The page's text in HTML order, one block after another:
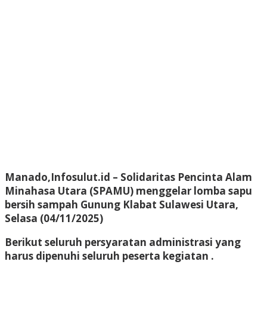
Manado,Infosulut.id – Solidaritas Pencinta Alam
Minahasa Utara (SPAMU) menggelar lomba sapu
bersih sampah Gunung Klabat Sulawesi Utara,
Selasa (04/11/2025)
Berikut seluruh persyaratan administrasi yang
harus dipenuhi seluruh peserta kegiatan .